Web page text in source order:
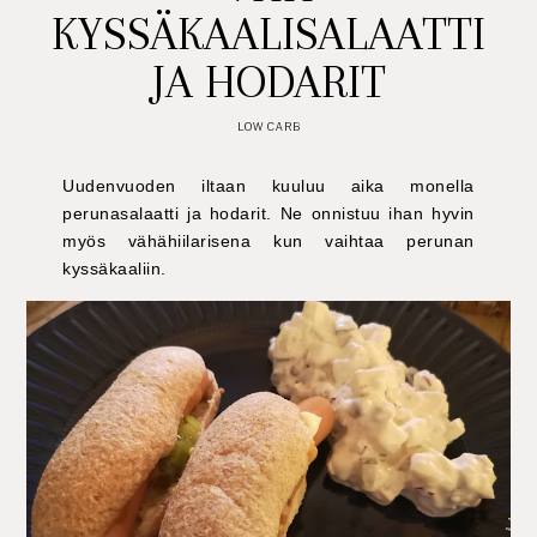
KYSSÄKAALISALAATTI
JA HODARIT
LOW CARB
Uudenvuoden iltaan kuuluu aika monella
perunasalaatti ja hodarit. Ne onnistuu ihan hyvin
myös vähähiilarisena kun vaihtaa perunan
kyssäkaaliin.